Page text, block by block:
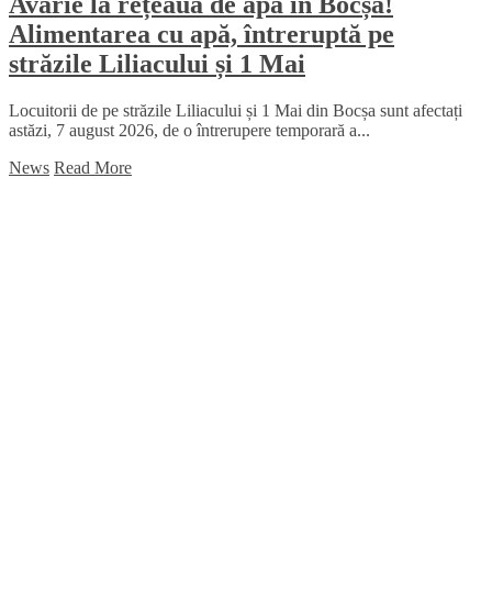
Alimentarea cu apă, întreruptă pe
străzile Liliacului și 1 Mai
Locuitorii de pe străzile Liliacului și 1 Mai din Bocșa sunt afectați
astăzi, 7 august 2026, de o întrerupere temporară a...
News Read More